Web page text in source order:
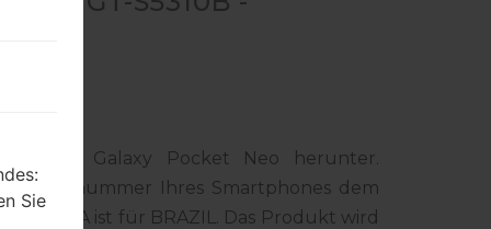
Galaxy Pocket Neo herunter.
Ihres Smartphones dem
ZTA ist für BRAZIL. Das Produkt wird
Sie